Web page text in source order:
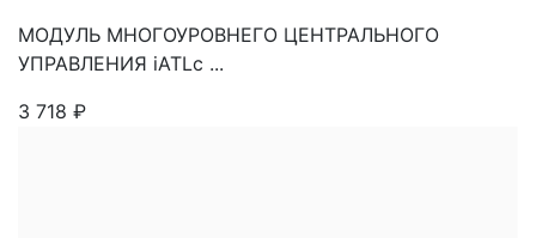
МОДУЛЬ МНОГОУРОВНЕГО ЦЕНТРАЛЬНОГО
УПРАВЛЕНИЯ iATLc ...
3 718 ₽